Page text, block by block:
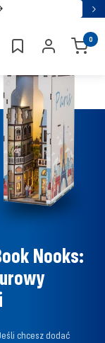
0
Nooks:
chcesz dodać